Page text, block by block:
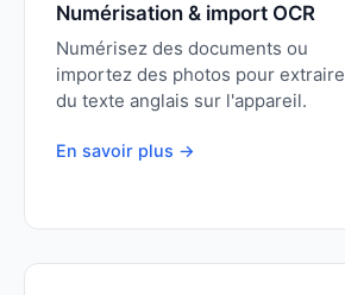
Numérisation & import OCR
Numérisez des documents ou
importez des photos pour extraire
du texte anglais sur l'appareil.
En savoir plus →